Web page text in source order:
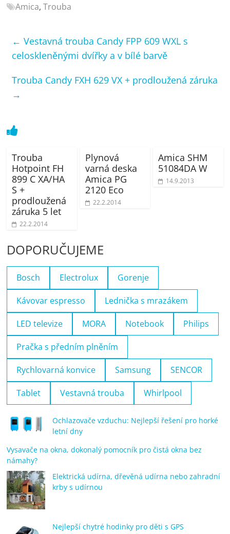
Amica,Trouba
← Vestavná trouba Candy FPP 609 WXL s
celoskleněnými dvířky a v bílé barvě
Trouba Candy FXH 629 VX + prodloužená záruka
→
Trouba
Hotpoint FH
899 C XA/HA
S +
prodloužená
záruka 5 let
22.2.2014
Plynová
varná deska
Amica PG
2120 Eco
22.2.2014
Amica SHM
51084DA W
14.9.2013
DOPORUČUJEME
Bosch Electrolux Gorenje
Kávovar espresso Lednička s mrazákem
LED televize MORA Notebook Philips
Pračka s předním plněním
Rychlovarná konvice Samsung SENCOR
Tablet Vestavná trouba Whirlpool
Ochlazovače vzduchu: Nejlepší řešení pro horké
letní dny
Vysavače na okna, dokonalý pomocník pro čistá okna bez
námahy?
Elektrická udírna, dřevěná udírna nebo zahradní
krby s udírnou
Nejlepší chytré hodinky pro děti s GPS